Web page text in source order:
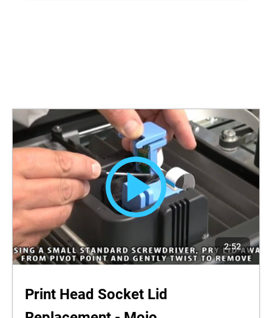
2:52
Print Head Socket Lid